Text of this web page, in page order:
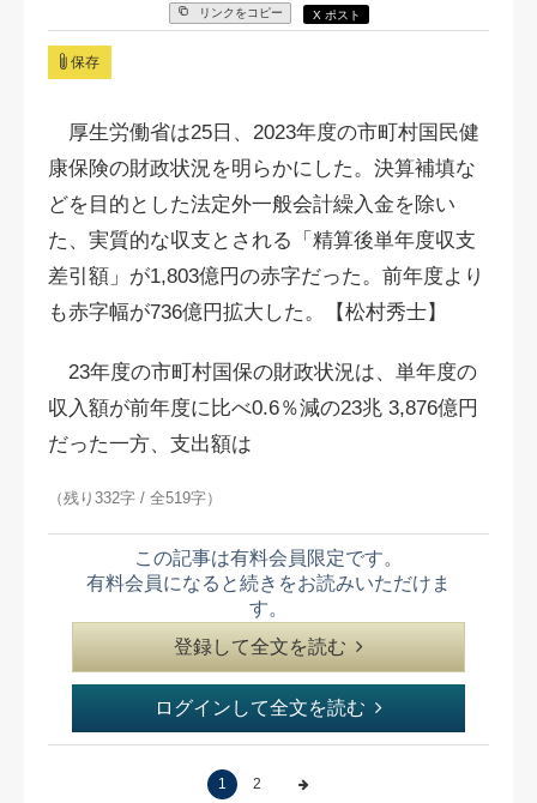
リンクをコピー X ポスト
保存
厚生労働省は25日、2023年度の市町村国民健
康保険の財政状況を明らかにした。決算補填な
どを目的とした法定外一般会計繰入金を除い
た、実質的な収支とされる「精算後単年度収支
差引額」が1,803億円の赤字だった。前年度より
も赤字幅が736億円拡大した。【松村秀士】
23年度の市町村国保の財政状況は、単年度の
収入額が前年度に比べ0.6％減の23兆 3,876億円
だった一方、支出額は
（残り332字 / 全519字）
この記事は有料会員限定です。
有料会員になると続きをお読みいただけま
す。
登録して全文を読む
ログインして全文を読む
1 2